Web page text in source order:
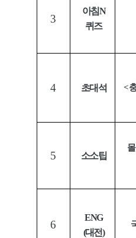
3
아침N
퀴즈
4 초대석
<
5 소소팁
6
ENG
(대전)